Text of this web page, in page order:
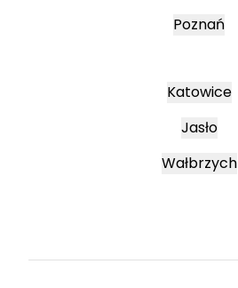
Poznań
Katowice
Jasło
Wałbrzych